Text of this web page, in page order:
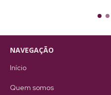
NAVEGAÇÃO
Início
Quem somos